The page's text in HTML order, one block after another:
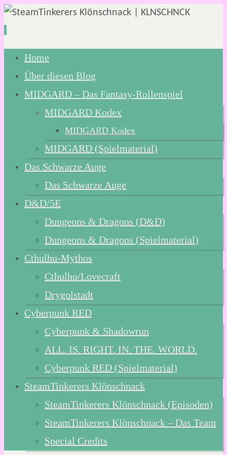
Zum
Inhalt
springen
Home
Über diesen Blog
MIDGARD – Das Fantasy-Rollenspiel
MIDGARD Kodex
MIDGARD Kodex
MIDGARD (Spielmaterial)
Das Schwarze Auge
Das Schwarze Auge
D&D/5E
Dungeons & Dragons (D&D)
Dungeons & Dragons (Spielmaterial)
Cthulhu-Mythos
Cthulhu/Lovecraft
Drygolstadt
Cyberpunk RED
Cyberpunk & Shadowrun
ALL. IS. RIGHT. IN. THE. WORLD.
Cyberpunk RED (Spielmaterial)
SteamTinkerers Klönschnack
SteamTinkerers Klönschnack (Episoden)
SteamTinkerers Klönschnack – Das Team
Special Credits